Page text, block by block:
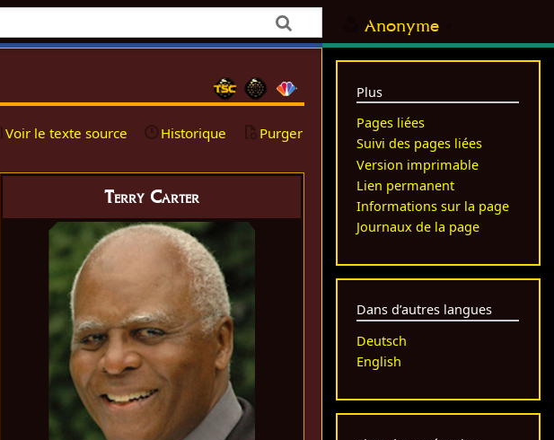
Anonyme
Voir le texte source Historique Purger
Terry Carter
Plus
Pages liées
Suivi des pages liées
Version imprimable
Lien permanent
Informations sur la page
Journaux de la page
Dans d’autres langues
Deutsch
English